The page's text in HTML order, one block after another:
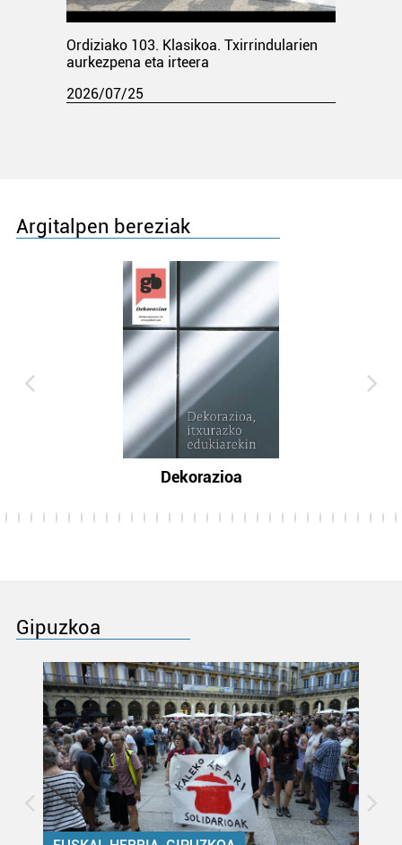
Ordiziako 103. Klasikoa. Txirrindularien
aurkezpena eta irteera
2026/07/25
Argitalpen bereziak
Dekorazioa
Gipuzkoa